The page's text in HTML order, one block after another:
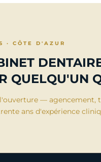
· CÔTE D'AZUR
QUELQU'UN
— agencement,
ans d'expérience